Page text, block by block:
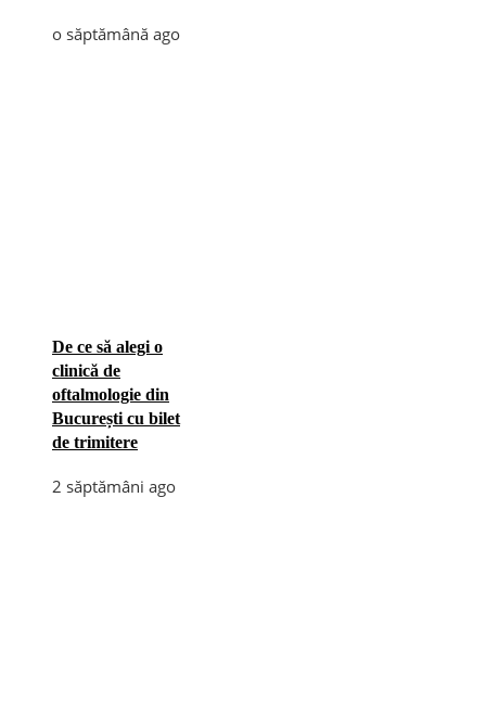
o săptămână ago
De ce să alegi o
clinică de
oftalmologie din
București cu bilet
de trimitere
2 săptămâni ago